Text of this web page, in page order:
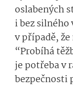
oslabených
i bez
v případě,
“Probíhá
je potřeba v
bezpečnosti